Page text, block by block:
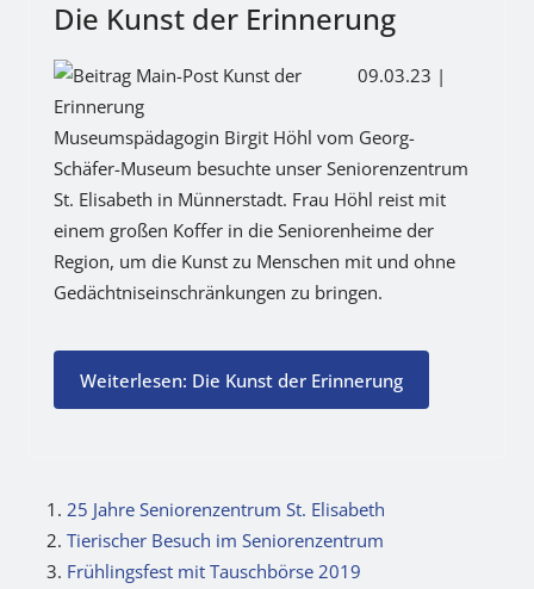
Die Kunst der Erinnerung
09.03.23 |
Museumspädagogin Birgit Höhl vom Georg-
Schäfer-Museum besuchte unser Seniorenzentrum
St. Elisabeth in Münnerstadt. Frau Höhl reist mit
einem großen Koffer in die Seniorenheime der
Region, um die Kunst zu Menschen mit und ohne
Gedächtniseinschränkungen zu bringen.
Weiterlesen: Die Kunst der Erinnerung
25 Jahre Seniorenzentrum St. Elisabeth
Tierischer Besuch im Seniorenzentrum
Frühlingsfest mit Tauschbörse 2019